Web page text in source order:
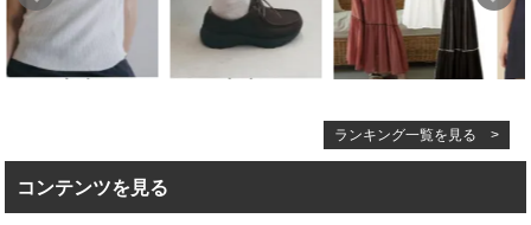
ランキング一覧を見る >
コンテンツを見る